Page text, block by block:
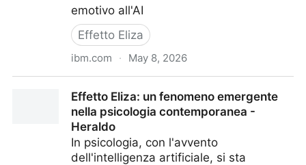
emotivo all'AI
Effetto Eliza
ibm.com · May 8, 2026
colleghi AI | IBMEffetto Eliza: un fenomeno emergente
nella psicologia contemporanea -
Heraldo
In psicologia, con l'avvento
dell'intelligenza artificiale, si sta